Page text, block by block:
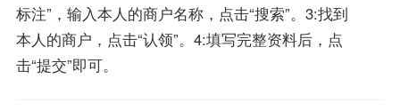
标注”，输入本人的商户名称，点击“搜索”。3:找到
本人的商户，点击“认领”。4:填写完整资料后，点
击“提交”即可。